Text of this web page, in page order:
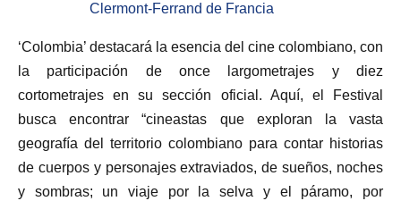
Clermont-Ferrand de Francia
‘Colombia’ destacará la esencia del cine colombiano, con
la participación de once largometrajes y diez
cortometrajes en su sección oficial. Aquí, el Festival
busca encontrar “cineastas que exploran la vasta
geografía del territorio colombiano para contar historias
de cuerpos y personajes extraviados, de sueños, noches
y sombras; un viaje por la selva y el páramo, por